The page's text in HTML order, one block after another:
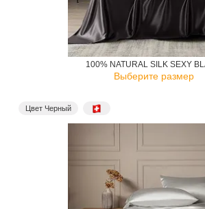
100% NATURAL SILK SEXY
Выберите размер
Цвет Черный